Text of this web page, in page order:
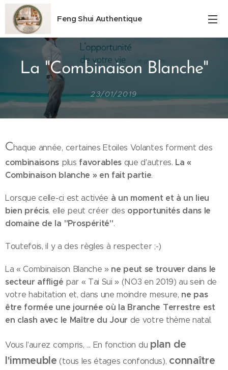
Feng Shui Authentique
La "Combinaison Blanche"
23/01/2019
Chaque année, certaines Etoiles Volantes forment des
combinaisons plus favorables que d'autres. La «
Combinaison blanche » en fait partie.
Lorsque celle-ci est activée à un moment et à un lieu
bien précis, elle peut créer des opportunités dans le
domaine de la "Prospérité".
Toutefois, il y a des règles à respecter ;-)
La « Combinaison Blanche » ne peut se trouver dans le
secteur affligé par « Tai Sui » (NO3 en 2019) au sein de
votre habitation et, dans une moindre mesure, ne pas
être formée une journée où la Branche Terrestre est
en clash avec le Maître du Jour de votre thème natal.
Vous l'aurez compris, ... En fonction du plan de
l'immeuble (tous les étages confondus), connaître